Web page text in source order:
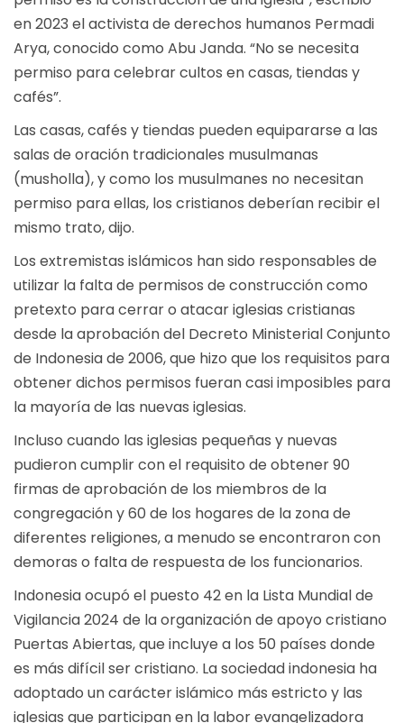
en 2023 el activista de derechos humanos Permadi
Arya, conocido como Abu Janda. “No se necesita
permiso para celebrar cultos en casas, tiendas y
cafés”.
Las casas, cafés y tiendas pueden equipararse a las
salas de oración tradicionales musulmanas
(musholla), y como los musulmanes no necesitan
permiso para ellas, los cristianos deberían recibir el
mismo trato, dijo.
Los extremistas islámicos han sido responsables de
utilizar la falta de permisos de construcción como
pretexto para cerrar o atacar iglesias cristianas
desde la aprobación del Decreto Ministerial Conjunto
de Indonesia de 2006, que hizo que los requisitos para
obtener dichos permisos fueran casi imposibles para
la mayoría de las nuevas iglesias.
Incluso cuando las iglesias pequeñas y nuevas
pudieron cumplir con el requisito de obtener 90
firmas de aprobación de los miembros de la
congregación y 60 de los hogares de la zona de
diferentes religiones, a menudo se encontraron con
demoras o falta de respuesta de los funcionarios.
Indonesia ocupó el puesto 42 en la Lista Mundial de
Vigilancia 2024 de la organización de apoyo cristiano
Puertas Abiertas, que incluye a los 50 países donde
es más difícil ser cristiano. La sociedad indonesia ha
adoptado un carácter islámico más estricto y las
iglesias que participan en la labor evangelizadora